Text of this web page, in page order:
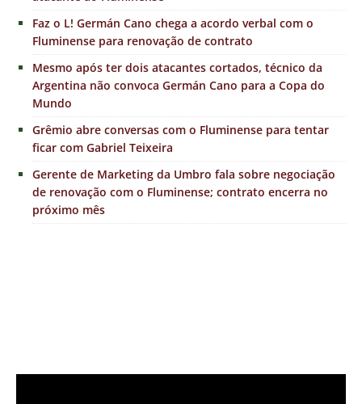
Faz o L! Germán Cano chega a acordo verbal com o
Fluminense para renovação de contrato
Mesmo após ter dois atacantes cortados, técnico da
Argentina não convoca Germán Cano para a Copa do
Mundo
Grêmio abre conversas com o Fluminense para tentar
ficar com Gabriel Teixeira
Gerente de Marketing da Umbro fala sobre negociação
de renovação com o Fluminense; contrato encerra no
próximo mês